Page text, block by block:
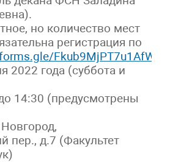
но количество мест
регистрация по
Fkub9MjPT7u1AfWf7
2022 года (суббота и
14:30 (предусмотрены
пер., д.7 (Факультет